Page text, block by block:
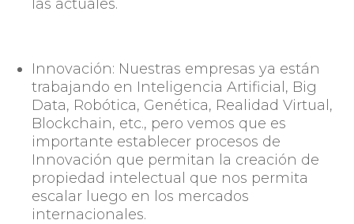
las actuales.
Innovación: Nuestras empresas ya están
trabajando en Inteligencia Artificial, Big
Data, Robótica, Genética, Realidad Virtual,
Blockchain, etc., pero vemos que es
importante establecer procesos de
Innovación que permitan la creación de
propiedad intelectual que nos permita
escalar luego en los mercados
internacionales.